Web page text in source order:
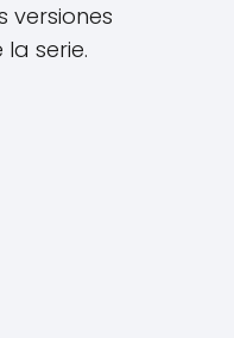
versiones
serie.